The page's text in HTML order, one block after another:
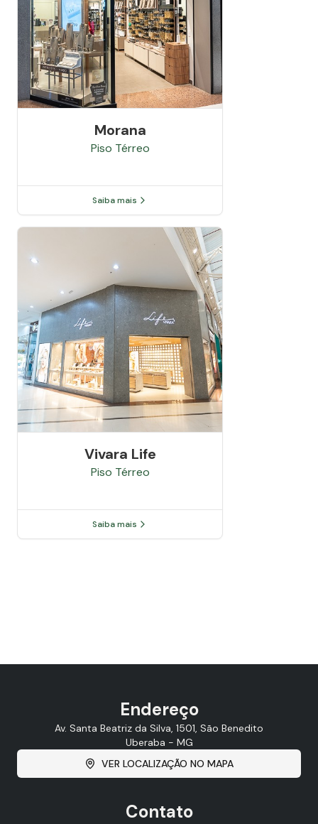
Morana
Piso Térreo
Saiba mais
Vivara Life
Piso Térreo
Saiba mais
Endereço
Av. Santa Beatriz da Silva, 1501, São Benedito
Uberaba - MG
VER LOCALIZAÇÃO NO MAPA
Contato